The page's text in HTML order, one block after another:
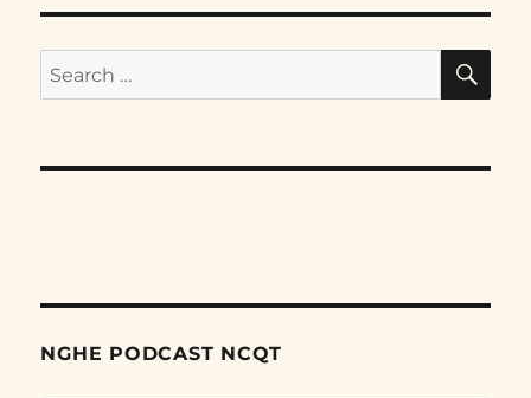
Search
for:
NGHE PODCAST NCQT